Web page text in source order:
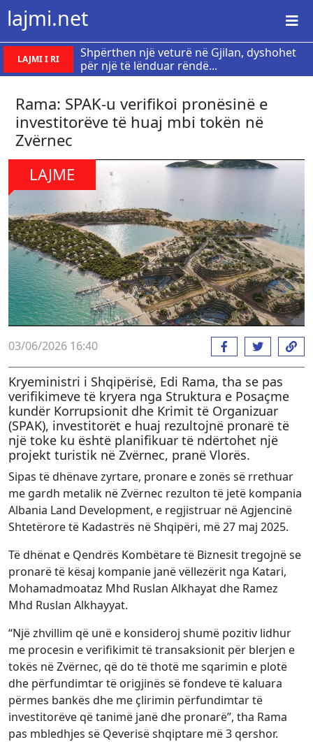
lajmi.net
LAJMI I RI
Shpërthen një veturë në Gjilan, dyshohet
për një të lënduar rëndë...
Rama: SPAK-u verifikoi pronësinë e
investitorëve të huaj mbi tokën në
Zvërnec
LAJME
03/06/2026 16:40
Kryeministri i Shqipërisë, Edi Rama, tha se pas
verifikimeve të kryera nga Struktura e Posaçme
kundër Korrupsionit dhe Krimit të Organizuar
(SPAK), investitorët e huaj rezultojnë pronarë të
një toke ku është planifikuar të ndërtohet një
projekt turistik në Zvërnec, pranë Vlorës.
Sipas të dhënave zyrtare, pronare e zonës së rrethuar
me gardh metalik në Zvërnec rezulton të jetë kompania
Albania Land Development, e regjistruar në Agjencinë
Shtetërore të Kadastrës në Shqipëri, më 27 maj 2025.
Të dhënat e Qendrës Kombëtare të Biznesit tregojnë se
pronarë të kësaj kompanie janë vëllezërit nga Katari,
Mohamadmoataz Mhd Ruslan Alkhayat dhe Ramez
Mhd Ruslan Alkhayyat.
“Një zhvillim që unë e konsideroj shumë pozitiv lidhur
me procesin e verifikimit të transaksionit për blerjen e
tokës në Zvërnec, që do të thotë me sqarimin e plotë
dhe përfundimtar të origjinës së fondeve të kaluara
përmes bankës dhe me çlirimin përfundimtar të
investitorëve që tanimë janë dhe pronarë”, tha Rama
pas mbledhjes së Qeverisë shqiptare më 3 qershor.